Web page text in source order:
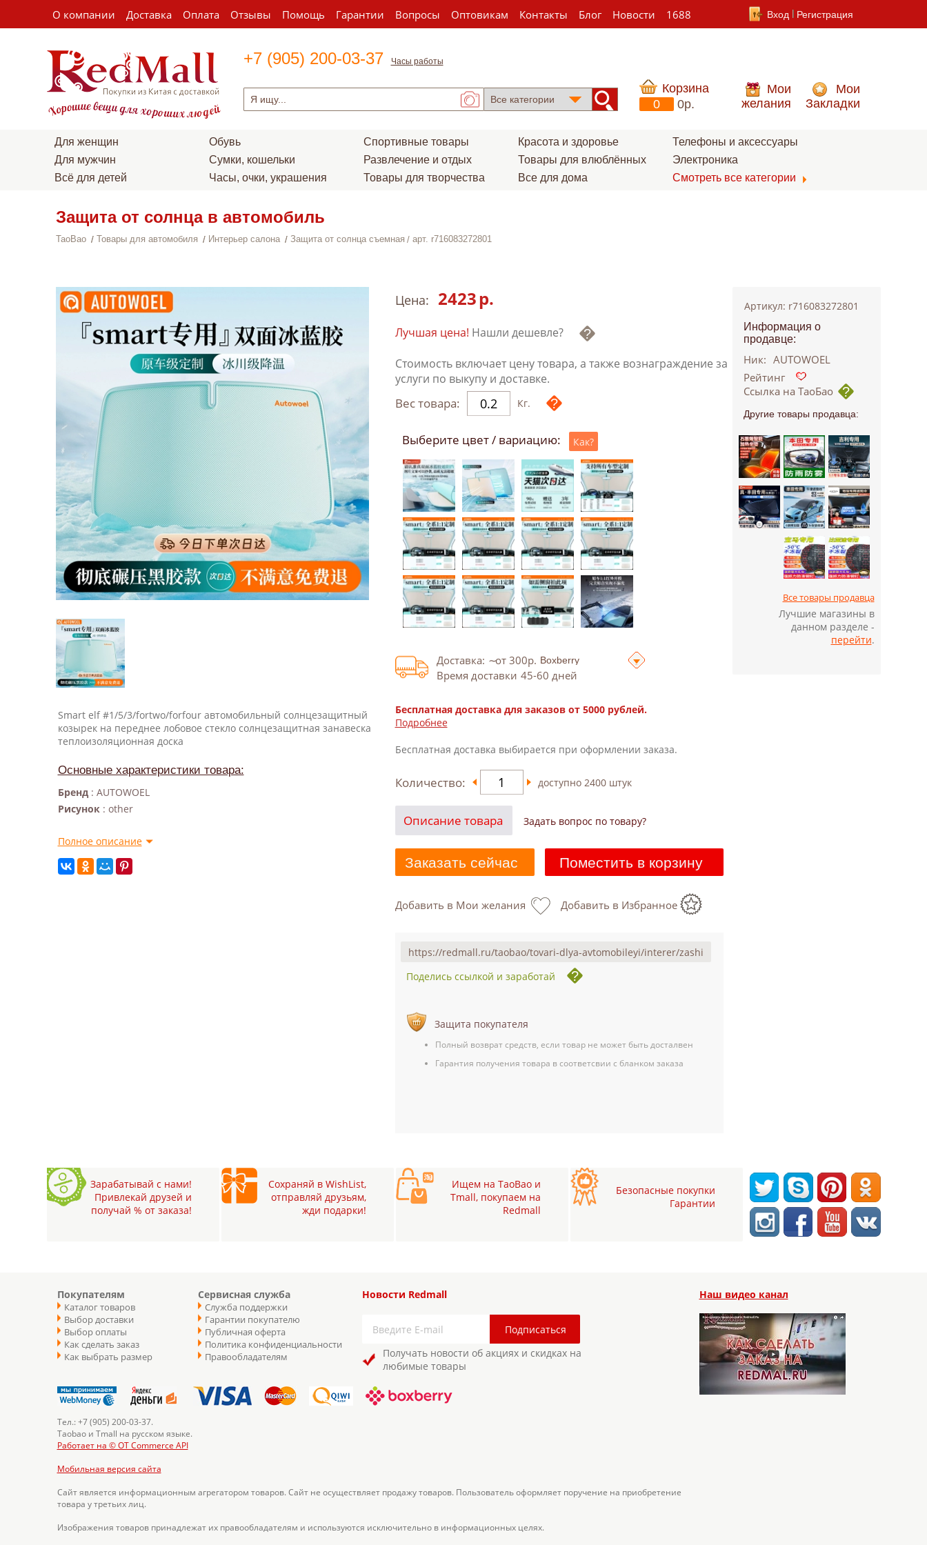
О компании Доставка Оплата Отзывы Помощь Гарантии Вопросы Оптовикам Контакты Блог Новости 1688 Вход Регистрация
+7 (905) 200-03-37 Часы работы
Корзина
0
0p.
Мои
желания
Мои
Закладки
Для женщин
Для мужчин
Всё для детей
Обувь
Сумки, кошельки
Часы, очки, украшения
Спортивные товары
Развлечение и отдых
Товары для творчества
Красота и здоровье
Товары для влюблённых
Все для дома
Телефоны и аксессуары
Электроника
Смотреть все категории
Защита от солнца в автомобиль
TaoBao Товары для автомобиля Интерьер салона Защита от солнца съемная арт. r716083272801
Smart elf #1/5/3/fortwo/forfour автомобильный солнцезащитный
козырек на переднее лобовое стекло солнцезащитная занавеска
теплоизоляционная доска
Основные характеристики товара:
Бренд : AUTOWOEL
Рисунок : other
Полное описание
Цена: 2423р.
Лучшая цена! Нашли дешевле?
Стоимость включает цену товара, а также вознаграждение за
услуги по выкупу и доставке.
Вес товара: Кг.
Выберите цвет / вариацию: Как?
Доставка: от 300р.
Время доставки 45-60 дней
Бесплатная доставка для заказов от 5000 рублей.
Подробнее
Бесплатная доставка выбирается при оформлении заказа.
Количество: доступно 2400штук
Описание товара Задать вопрос по товару?
Заказать сейчас Поместить в корзину
Добавить в Мои желания Добавить в Избранное
Поделись ссылкой и заработай
Защита покупателя
Полный возврат средств, если товар не может быть досталвен
Гарантия получения товара в соответсвии с бланком заказа
Артикул: r716083272801
Информация о
продавце:
Ник: AUTOWOEL
Рейтинг
Ссылка на ТаоБао
Другие товары продавца:
Все товары продавца
Лучшие магазины в
данном разделе -
перейти.
Зарабатывай с нами!
Привлекай друзей и
получай % от заказа!
Сохраняй в WishList,
отправляй друзьям,
жди подарки!
Ищем на TaoBao и
Tmall, покупаем на
Redmall
Безопасные покупки
Гарантии
Покупателям
Каталог товаров
Выбор доставки
Выбор оплаты
Как сделать заказ
Как выбрать размер
Сервисная служба
Служба поддержки
Гарантии покупателю
Публичная оферта
Политика конфиденциальности
Правообладателям
Новости Redmall
Получать новости об акциях и скидках на
любимые товары
Тел.: +7 (905) 200-03-37.
Taobao и Tmall на русском языке.
Работает на © OT Commerce API
Мобильная версия сайта
Сайт является информационным агрегатором товаров. Сайт не осуществляет продажу товаров. Пользователь оформляет поручение на приобретение
товара у третьих лиц.
Изображения товаров принадлежат их правообладателям и используются исключительно в информационных целях.
Наш видео канал